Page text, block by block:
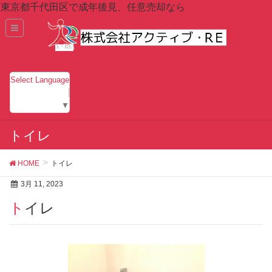
東京都千代田区で成年後見、任意売却なら
Select Language
▼
トイレ
HOME トイレ
3月 11, 2023
トイレ